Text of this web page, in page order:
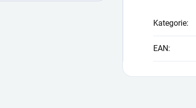
Kategorie:
EAN: